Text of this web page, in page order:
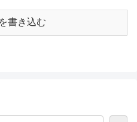
書き込む